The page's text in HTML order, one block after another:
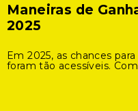
Maneiras de
2025
Em 2025, as chances
foram tão acessíveis.